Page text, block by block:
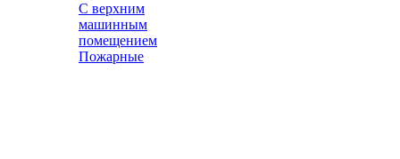
С верхним
машинным
помещением
Пожарные